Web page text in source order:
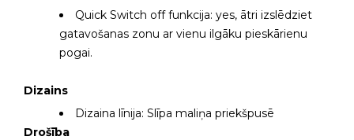
Quick Switch off funkcija: yes, ātri izslēdziet
gatavošanas zonu ar vienu ilgāku pieskārienu
pogai.
Dizains
Dizaina līnija: Slīpa maliņa priekšpusē
Drošība